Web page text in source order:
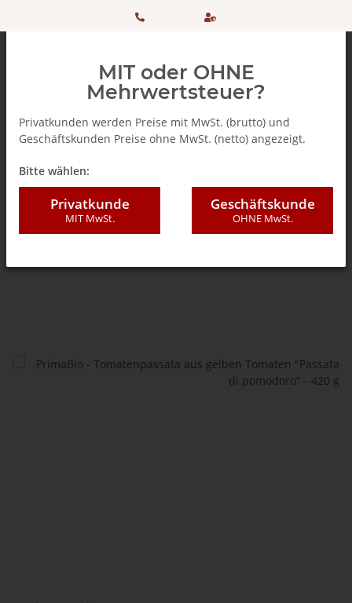
+ 49
506 98
einkaufen
SSL
MIT oder OHNE
Mehrwertsteuer?
Privatkunden werden Preise mit MwSt. (brutto) und
Geschäftskunden Preise ohne MwSt. (netto) angezeigt.
Bitte wählen:
Privatkunde
MIT MwSt.
Geschäftskunde
OHNE MwSt.